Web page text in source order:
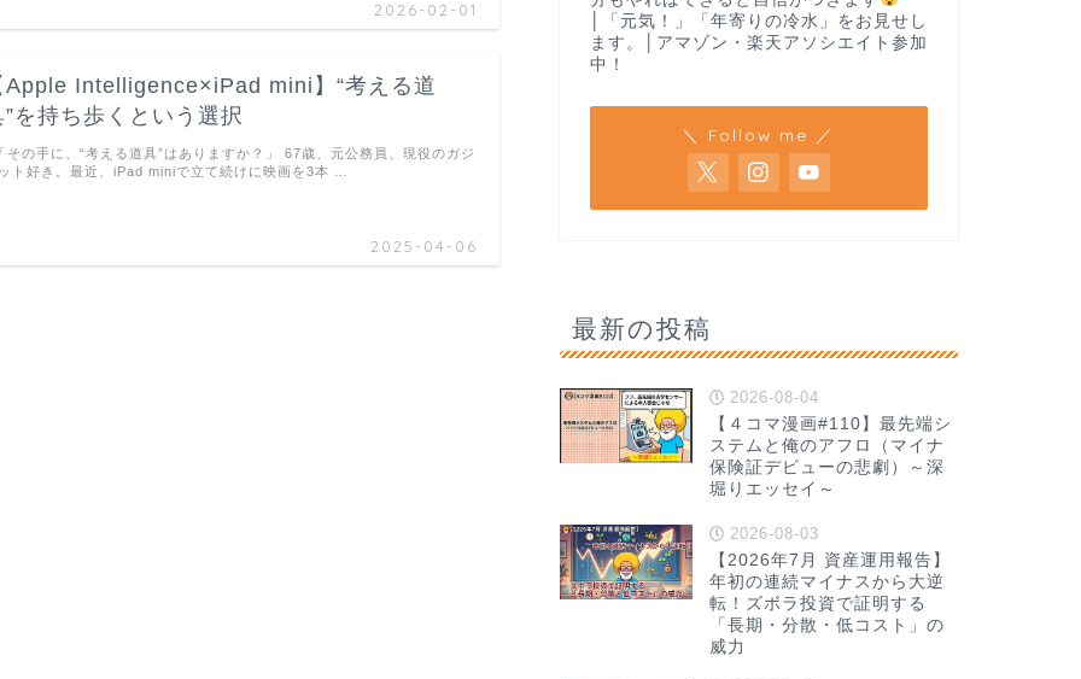
2026-02-01
Apple Intelligence×iPad mini】“考える道
”を持ち歩くという選択
2025-04-06
その手に、“考える道具”はありますか？」 67歳、元公務員、現役のガジ
ト好き。最近、iPad miniで立て続けに映画を3本 …
│「元気！」「年寄りの冷水」をお見せし
ます。│アマゾン・楽天アソシエイト参加
中！
＼ Follow me ／
最新の投稿
2026-08-04
【４コマ漫画#110】最先端シ
ステムと俺のアフロ（マイナ
保険証デビューの悲劇）～深
堀りエッセイ～
2026-08-03
【2026年7月 資産運用報告】
年初の連続マイナスから大逆
転！ズボラ投資で証明する
「長期・分散・低コスト」の
威力